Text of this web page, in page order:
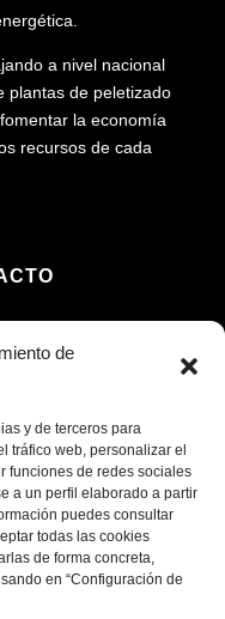
de
y de terceros para
tráfico web, personalizar el
funciones de redes sociales
a un perfil elaborado a partir
puedes consultar
todas las cookies
de forma concreta,
en “Configuración de
a nivel nacional
plantas de peletizado
la economía
recursos de cada